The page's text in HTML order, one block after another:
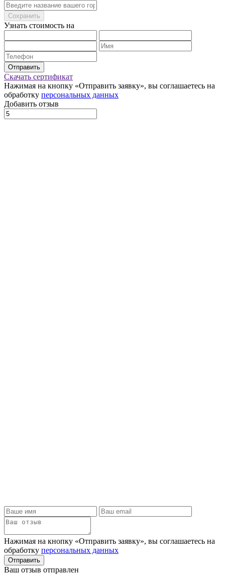
Сохранить
Узнать стоимость на
Отправить
Скачать сертификат
Нажимая на кнопку «Отправить заявку», вы соглашаетесь на
обработку персональных данных
Добавить отзыв
Нажимая на кнопку «Отправить заявку», вы соглашаетесь на
обработку персональных данных
Отправить
Ваш отзыв отправлен